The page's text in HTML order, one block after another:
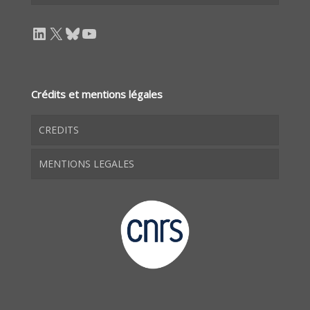
LinkedIn
X Bluesky
YouTube
Crédits et mentions légales
CREDITS
MENTIONS LEGALES